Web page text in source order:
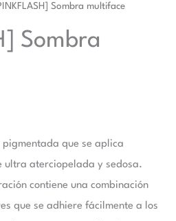
Sombra multiface
Sombra
que se aplica
ultra aterciopelada y sedosa.
contiene una combinación
que se adhiere fácilmente a los